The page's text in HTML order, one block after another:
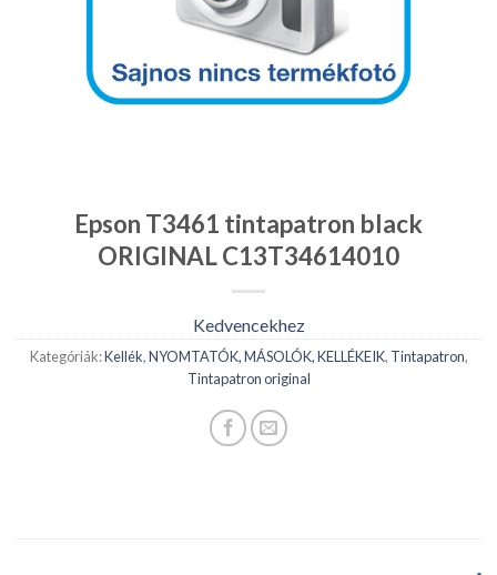
Epson T3461 tintapatron black
ORIGINAL C13T34614010
Kedvencekhez
Kategóriák:Kellék,NYOMTATÓK, MÁSOLÓK, KELLÉKEIK, Tintapatron,
Tintapatron original